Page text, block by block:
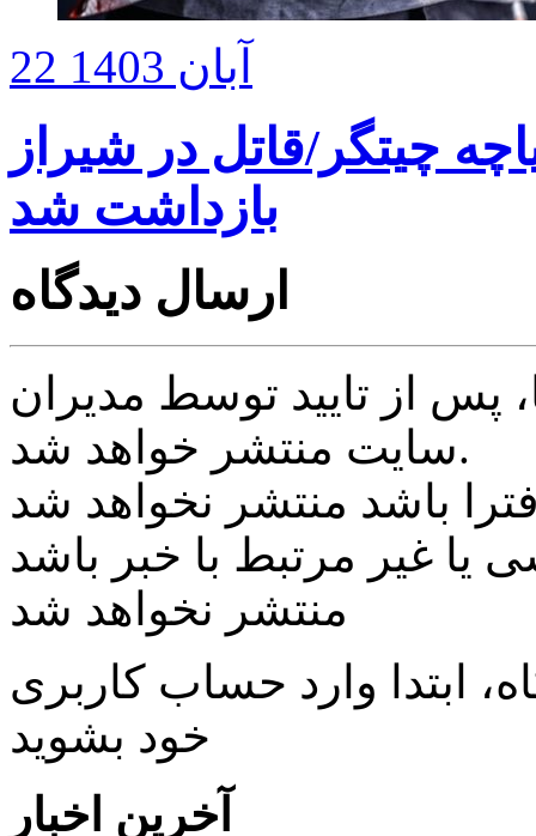
22 آبان 1403
چیتگر/قاتل در شیراز
بازداشت شد
ارسال دیدگاه
از تایید توسط مدیران
سایت منتشر خواهد شد.
یا غیر مرتبط با خبر باشد
منتشر نخواهد شد
ابتدا وارد حساب كاربری
خود بشويد
آخرین اخبار